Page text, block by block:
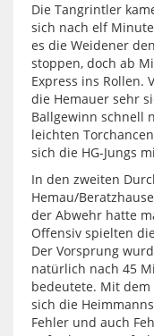
Die Tangrintler
sich nach elf
es die Weidener
stoppen, doch ab
Express ins Rollen.
die Hemauer sehr
Ballgewinn schnell
leichten
sich die HG-Jungs
In den zweiten
Hemau/
der Abwehr hatte
Offensiv spielten
Der Vorsprung
natürlich nach 45
bedeutete. Mit dem
sich die
Fehler und auch